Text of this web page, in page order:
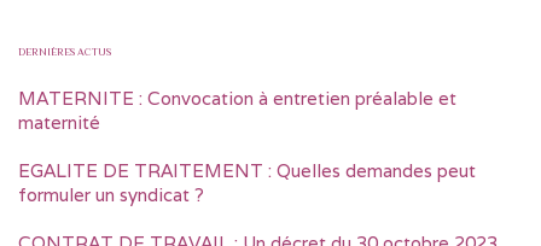
DERNIÈRES ACTUS
MATERNITE : Convocation à entretien préalable et
maternité
EGALITE DE TRAITEMENT : Quelles demandes peut
formuler un syndicat ?